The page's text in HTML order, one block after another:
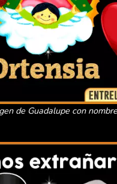
de Guadalupe con